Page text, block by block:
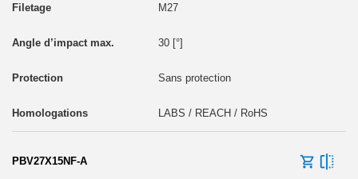
M27
30 [°]
Sans protection
LABS / REACH / RoHS
PBV27X15NF-A